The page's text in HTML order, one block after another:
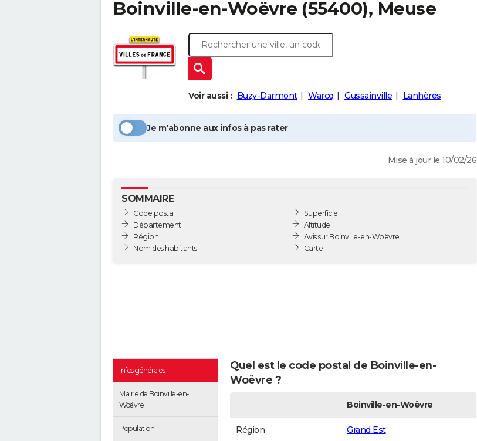
Boinville-en-Woëvre (55400), Meuse
Voir aussi : Buzy-Darmont Warcq Gussainville Lanhères
Je m'abonne aux infos à pas rater
Mise à jour le 10/02/26
SOMMAIRE
Code postal
Département
Région
Nom des habitants
Superficie
Altitude
Avis sur Boinville-en-Woëvre
Carte
Infos générales
Mairie de Boinville-en-
Woëvre
Population
Quel est le code postal de Boinville-en-
Woëvre ?
Boinville-en-Woëvre
Région Grand Est